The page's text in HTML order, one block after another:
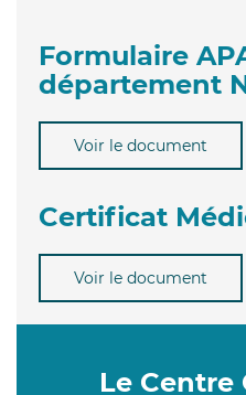
Formulaire
département
Voir le document
Certificat
Voir le document
Le Centre